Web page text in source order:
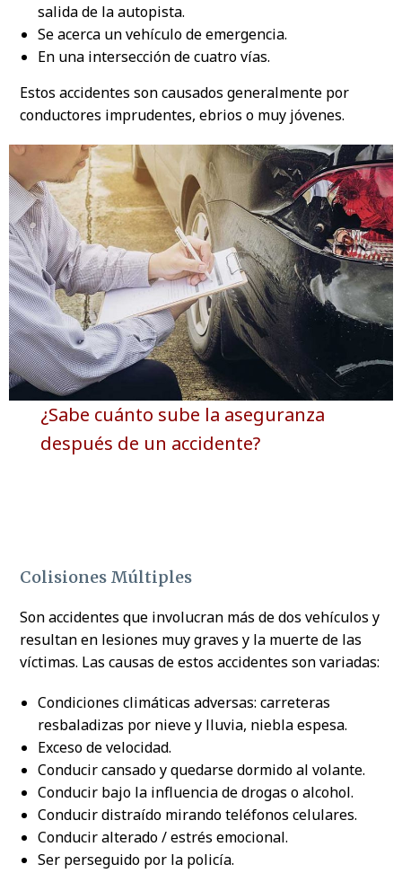
salida de la autopista.
Se acerca un vehículo de emergencia.
En una intersección de cuatro vías.
Estos accidentes son causados generalmente por
conductores imprudentes, ebrios o muy jóvenes.
¿Sabe cuánto sube la aseguranza
después de un accidente?
Colisiones Múltiples
Son accidentes que involucran más de dos vehículos y
resultan en lesiones muy graves y la muerte de las
víctimas. Las causas de estos accidentes son variadas:
Condiciones climáticas adversas: carreteras
resbaladizas por nieve y lluvia, niebla espesa.
Exceso de velocidad.
Conducir cansado y quedarse dormido al volante.
Conducir bajo la influencia de drogas o alcohol.
Conducir distraído mirando teléfonos celulares.
Conducir alterado / estrés emocional.
Ser perseguido por la policía.